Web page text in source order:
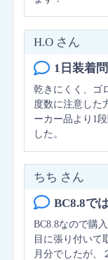
H.O さん
1日装着
乾きにくく、ゴ
度数に注意した
ーカー品より1
した。
ちち さん
BC8.8で
BC8.8なので購
目に張り付いて
月分でしたが、